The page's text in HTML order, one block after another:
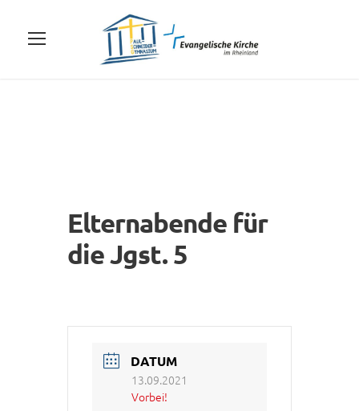
Elternabende für
die Jgst. 5
DATUM
13.09.2021
Vorbei!